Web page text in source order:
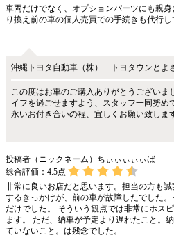
車両だけでなく、オプションパーツにも親
り換え前の車の個人売買での手続きも代行し
沖縄トヨタ自動車（株） トヨタウンとよ
この度はお車のご購入ありがとうございま
イフを過ごせますよう、スタッフ一同努め
永いお付き合いの程、宜しくお願い致しま
投稿者（ニックネーム）ちぃぃぃぃぃば
総合評価： 4.5点
非常に良いお店だと思います。担当の方も
するきっかけが、前の車が故障したでした
だけでした。 そういう観点では非常にホス
ます。 ただ、納車が予定より遅れたこと。
ていないこと。は残念でした。